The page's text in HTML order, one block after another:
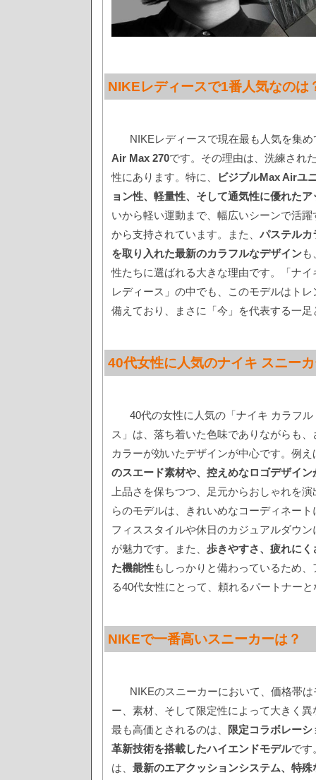
NIKEレディースで1番人気なのは
NIKEレディースで現在最も人気を集
Air Max 270です。その理由は、洗練され
性にあります。特に、
ビジブルMax Airユ
ョン性、軽量性、そして通気性に優れたア
いから軽い運動まで、幅広いシーンで活
から支持されています。また、 パステルカ
を取り入れた最新のカラフルなデザイン
性たちに選ばれる大きな理由です。「ナ
レディース」の中でも、このモデルはト
備えており、まさに「今」を代表する一
40代女性に人気のナイキ スニー
40代の女性に人気の「ナイキ カラフ
ス」は、落ち着いた色味でありながらも
カラーが効いたデザインが中心です。例え
のスエード素材や、控えめなロゴデザイ
上品さを保ちつつ、足元からおしゃれを
らのモデルは、きれいめなコーディネー
フィススタイルや休日のカジュアルダウ
が魅力です。また、 歩きやすさ、疲れに
た機能性もしっかりと備わっているため
る40代女性にとって、頼れるパートナー
NIKEで一番高いスニーカーは？
NIKEのスニーカーにおいて、価格帯
ー、素材、そして限定性によって大きく
最も高価とされるのは、
限定コラボレー
革新技術を搭載したハイエンドモデルです
は、 最新のエアクッションシステム、特